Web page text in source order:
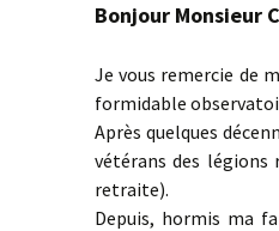
Bonjour Monsieur
Je vous remercie de
formidable
Après quelques
vétérans des légions
retraite).
Depuis, hormis ma